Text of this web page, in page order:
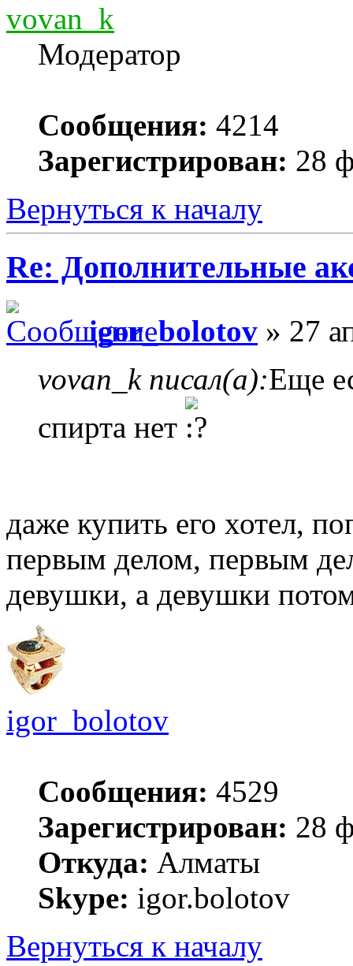
vovan_k
Модератор
Сообщения: 4214
Зарегистрирован: 28
Вернуться к началу
Re: Дополнительные
igor_bolotov » 27
vovan_k писал(а):Еще
спирта нет
даже купить его хотел,
первым делом, первым
девушки, а девушки
igor_bolotov
Сообщения: 4529
Зарегистрирован: 28
Откуда: Алматы
Skype: igor.bolotov
Вернуться к началу